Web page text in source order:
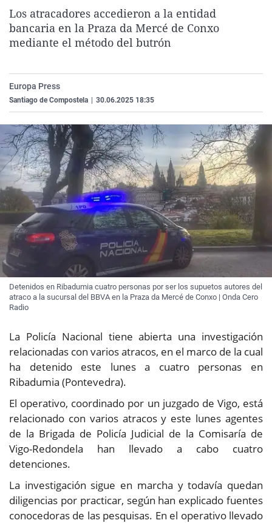
La rosa de los vientos
Gente viajera
Caso
Retornados
Operación Viuda
Extremadura
Galicia
Navarra
Virales
Televisión
Los atracadores accedieron a la entidad
bancaria en la Praza da Mercé de Conxo
mediante el método del butrón
Europa Press
Santiago de Compostela 30.06.2025 18:35
Detenidos en Ribadumia cuatro personas por ser los supuetos autores del
atraco a la sucursal del BBVA en la Praza da Mercé de Conxo | Onda Cero
Radio
La Policía Nacional tiene abierta una investigación
relacionadas con varios atracos, en el marco de la cual
ha detenido este lunes a cuatro personas en
Ribadumia (Pontevedra).
El operativo, coordinado por un juzgado de Vigo, está
relacionado con varios atracos y este lunes agentes
de la Brigada de Policía Judicial de la Comisaría de
Vigo-Redondela han llevado a cabo cuatro
detenciones.
La investigación sigue en marcha y todavía quedan
diligencias por practicar, según han explicado fuentes
conocedoras de las pesquisas. En el operativo llevado